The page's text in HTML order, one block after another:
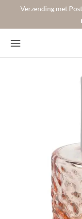
Verzending met
Voorwaarden